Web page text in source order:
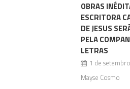
OBRAS
ESCRITORA
DE JESUS
PELA
LETRAS
1 de
Mayse Cosmo